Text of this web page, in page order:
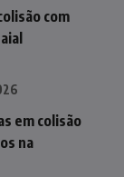
com
em colisão
na